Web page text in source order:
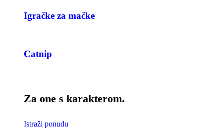
Igračke za mačke
Catnip
Za one s karakterom.
Istraži ponudu